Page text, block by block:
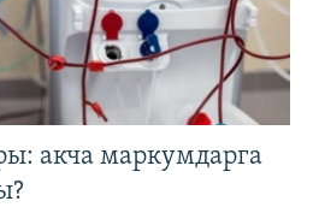
акча маркумдарга